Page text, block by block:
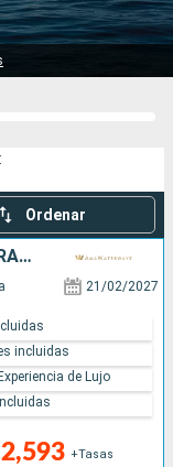
Ordenar
SUIZA, PAISES BAJOS, ALEMANIA, FRANCIA
21/02/2027
+Tasas
incluidas
de Lujo